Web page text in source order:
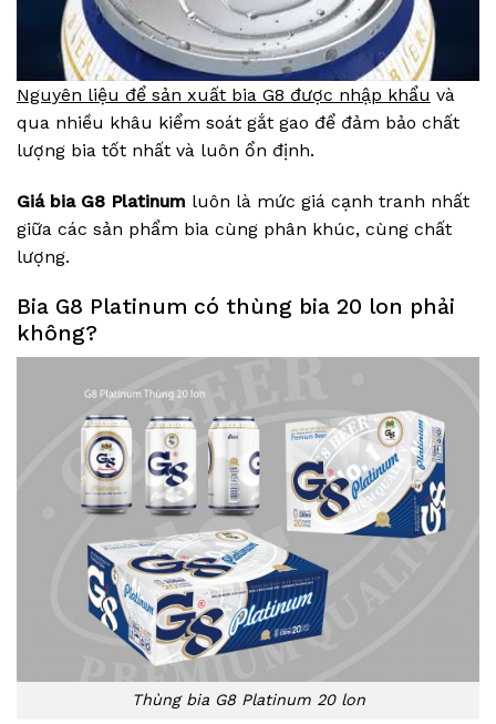
Nguyên liệu để sản xuất bia G8 được nhập khẩu và
qua nhiều khâu kiểm soát gắt gao để đảm bảo chất
lượng bia tốt nhất và luôn ổn định.
Giá bia G8 Platinum luôn là mức giá cạnh tranh nhất
giữa các sản phẩm bia cùng phân khúc, cùng chất
lượng.
Bia G8 Platinum có thùng bia 20 lon phải
không?
Thùng bia G8 Platinum 20 lon